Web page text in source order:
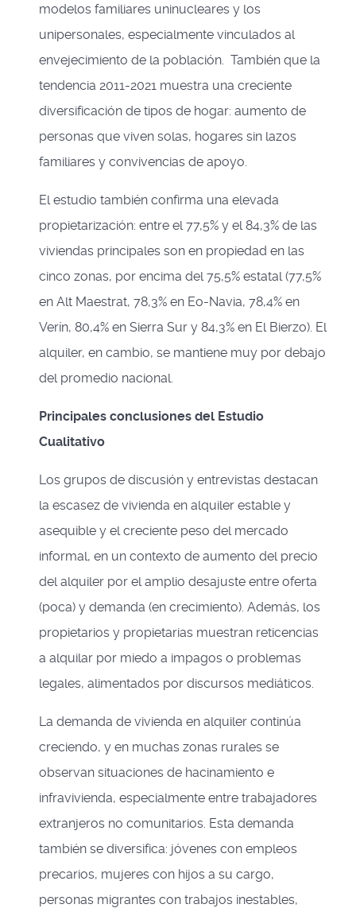
modelos familiares uninucleares y los
unipersonales, especialmente vinculados al
envejecimiento de la población. También que la
tendencia 2011-2021 muestra una creciente
diversificación de tipos de hogar: aumento de
personas que viven solas, hogares sin lazos
familiares y convivencias de apoyo.
El estudio también confirma una elevada
propietarización: entre el 77,5% y el 84,3% de las
viviendas principales son en propiedad en las
cinco zonas, por encima del 75,5% estatal (77,5%
en Alt Maestrat, 78,3% en Eo-Navia, 78,4% en
Verín, 80,4% en Sierra Sur y 84,3% en El Bierzo). El
alquiler, en cambio, se mantiene muy por debajo
del promedio nacional.
Principales conclusiones del Estudio
Cualitativo
Los grupos de discusión y entrevistas destacan
la escasez de vivienda en alquiler estable y
asequible y el creciente peso del mercado
informal, en un contexto de aumento del precio
del alquiler por el amplio desajuste entre oferta
(poca) y demanda (en crecimiento). Además, los
propietarios y propietarias muestran reticencias
a alquilar por miedo a impagos o problemas
legales, alimentados por discursos mediáticos.
La demanda de vivienda en alquiler continúa
creciendo, y en muchas zonas rurales se
observan situaciones de hacinamiento e
infravivienda, especialmente entre trabajadores
extranjeros no comunitarios. Esta demanda
también se diversifica: jóvenes con empleos
precarios, mujeres con hijos a su cargo,
personas migrantes con trabajos inestables,